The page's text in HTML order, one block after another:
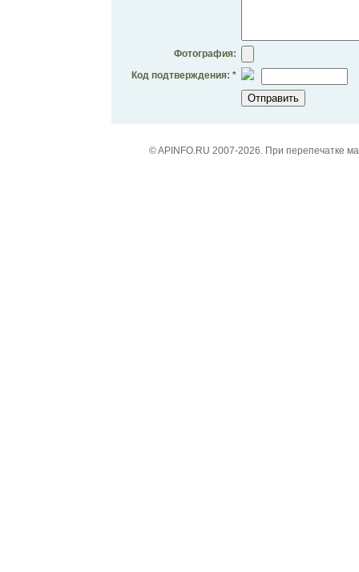
Фотография:
Код подтверждения: *
© APINFO.RU 2007-2026. При перепечатке